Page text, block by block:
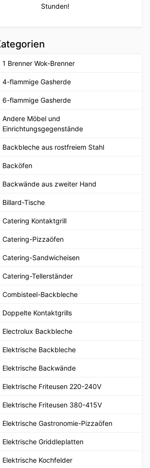
Menge
Stunden!
1 Brenner Wok-Brenner
4-flammige Gasherde
6-flammige Gasherde
Andere Möbel und
Einrichtungsgegenstände
Backbleche aus rostfreiem Stahl
Backöfen
Backwände aus zweiter Hand
Billard-Tische
Catering Kontaktgrill
Catering-Pizzaöfen
Catering-Sandwicheisen
Catering-Tellerständer
Combisteel-Backbleche
Doppelte Kontaktgrills
Electrolux Backbleche
Elektrische Backbleche
Elektrische Backwände
Elektrische Friteusen 220-240V
Elektrische Friteusen 380-415V
Elektrische Gastronomie-Pizzaöfen
Elektrische Griddleplatten
Elektrische Kochfelder